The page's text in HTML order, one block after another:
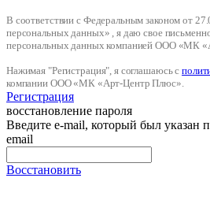
В соответствии с Федеральным законом от
персональных данных» , я даю свое
персональных данных компанией ООО «МК
Нажимая "Регистрация", я соглашаюсь с
компании ООО «МК «Арт-Центр Плюс».
Регистрация
восстановление пароля
Введите e-mail, который был указан
email
Восстановить